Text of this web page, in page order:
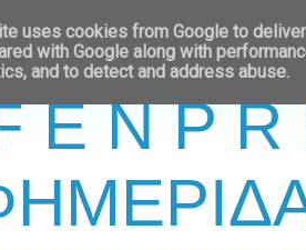
E N P
uses cookies from Google to
with Google along with
and to detect and address abuse.